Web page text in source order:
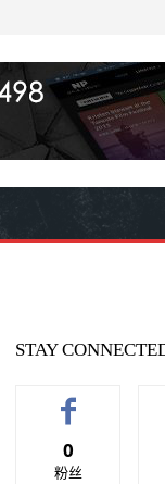
STAY
0
粉丝